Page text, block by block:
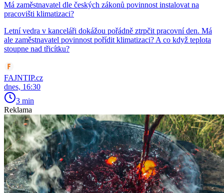
Má zaměstnavatel dle českých zákonů povinnost instalovat na
pracovišti klimatizaci?
Letní vedra v kanceláři dokážou pořádně ztrpčit pracovní den. Má
ale zaměstnavatel povinnost pořídit klimatizaci? A co když teplota
stoupne nad třicítku?
FAJNTIP.cz
dnes, 16:30
3 min
Reklama